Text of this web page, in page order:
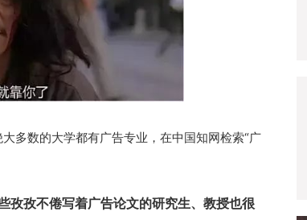
多数的大学都有广告专业，在中国知网检索“广
孜孜不倦写着广告论文的研究生、教授也很